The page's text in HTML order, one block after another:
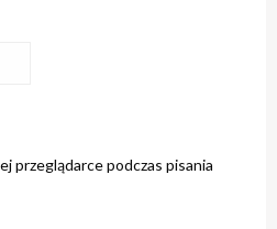
przeglądarce podczas pisania